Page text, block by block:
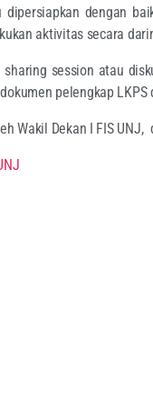
dipersiapkan dengan
aktivitas secara
sharing session atau
pelengkap LKPS
Wakil Dekan I FIS